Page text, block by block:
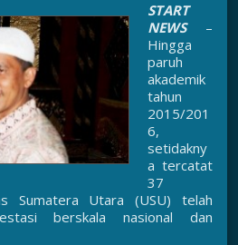
START
NEWS–
Hingga
paruh
akademik
tahun
2015/201
6,
setidakny
a tercatat
37
Sumatera Utara (USU) telah
berskala nasional dan